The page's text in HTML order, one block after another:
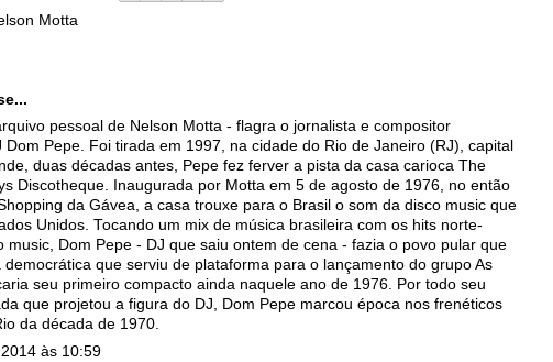
Motta
pessoal de Nelson Motta - flagra o jornalista e compositor
Dom Pepe. Foi tirada em 1997, na cidade do Rio de Janeiro (RJ), capital
duas décadas antes, Pepe fez ferver a pista da casa carioca The
Discotheque. Inaugurada por Motta em 5 de agosto de 1976, no então
da Gávea, a casa trouxe para o Brasil o som da disco music que
Unidos. Tocando um mix de música brasileira com os hits norte-
music, Dom Pepe - DJ que saiu ontem de cena - fazia o povo pular que
democrática que serviu de plataforma para o lançamento do grupo As
seu primeiro compacto ainda naquele ano de 1976. Por todo seu
que projetou a figura do DJ, Dom Pepe marcou época nos frenéticos
da década de 1970.
às 10:59